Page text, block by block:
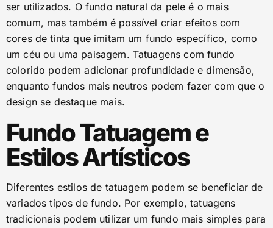
ser utilizados. O fundo natural da pele é o mais
comum, mas também é possível criar efeitos com
cores de tinta que imitam um fundo específico, como
um céu ou uma paisagem. Tatuagens com fundo
colorido podem adicionar profundidade e dimensão,
enquanto fundos mais neutros podem fazer com que o
design se destaque mais.
Fundo Tatuagem e
Estilos Artísticos
Diferentes estilos de tatuagem podem se beneficiar de
variados tipos de fundo. Por exemplo, tatuagens
tradicionais podem utilizar um fundo mais simples para